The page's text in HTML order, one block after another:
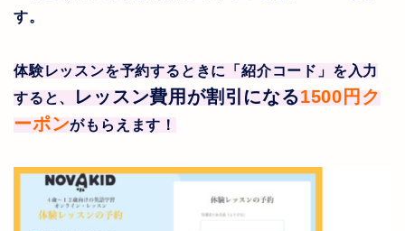
す。
体験レッスンを予約するときに「紹介コード」を入力
すると、
レッスン費用が割引になる1500 円ク
ーポンがもらえます！